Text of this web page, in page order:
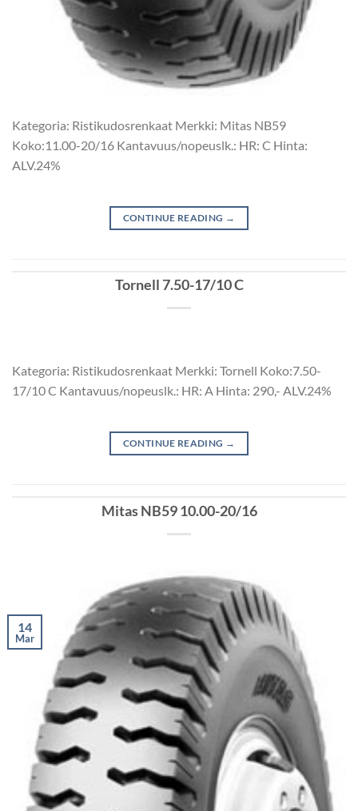
Kategoria: Ristikudosrenkaat Merkki: Mitas NB59
Koko:11.00-20/16 Kantavuus/nopeuslk.: HR: C Hinta:
ALV.24%
CONTINUE READING →
Tornell 7.50-17/10 C
Kategoria: Ristikudosrenkaat Merkki: Tornell Koko:7.50-
17/10 C Kantavuus/nopeuslk.: HR: A Hinta: 290,- ALV.24%
CONTINUE READING →
Mitas NB59 10.00-20/16
14
Mar